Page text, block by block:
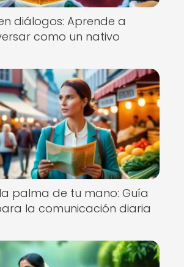
diálogos: Aprende a
como un nativo
palma de tu mano: Guía
la comunicación diaria